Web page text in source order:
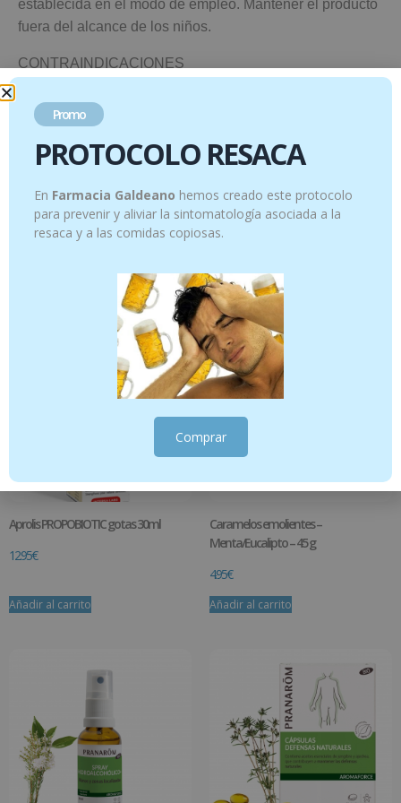
establecida en el modo de empleo. Mantener el producto
fuera del alcance de los niños.
CONTRAINDICACIONES
· Personas que toman anticoagulantes.
· No recomendado a personas con enfermedades
autoinmunes como lupus o esclerosis múltiple, ni en
colagenosis o infecciones por VIH.
· Embarazo.
Productos relacionados
Aprolis PROPOBIOTIC gotas 30ml
12.95€
Añadir al carrito
Caramelos emolientes –
Menta/Eucalipto – 45 g
4.95€
Añadir al carrito
Promo
PROTOCOLO RESACA
En Farmacia Galdeano hemos creado este protocolo
para prevenir y aliviar la sintomatología asociada a la
resaca y a las comidas copiosas.
Comprar